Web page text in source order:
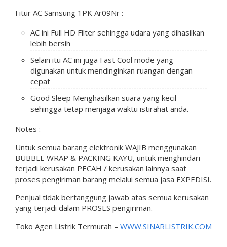
Fitur AC Samsung 1PK Ar09Nr :
AC ini Full HD Filter sehingga udara yang dihasilkan
lebih bersih
Selain itu AC ini juga Fast Cool mode yang
digunakan untuk mendinginkan ruangan dengan
cepat
Good Sleep Menghasilkan suara yang kecil
sehingga tetap menjaga waktu istirahat anda.
Notes :
Untuk semua barang elektronik WAJIB menggunakan
BUBBLE WRAP & PACKING KAYU, untuk menghindari
terjadi kerusakan PECAH / kerusakan lainnya saat
proses pengiriman barang melalui semua jasa EXPEDISI.
Penjual tidak bertanggung jawab atas semua kerusakan
yang terjadi dalam PROSES pengiriman.
Toko Agen Listrik Termurah – WWW.SINARLISTRIK.COM